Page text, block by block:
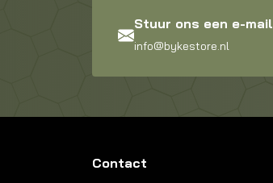
Stuur ons een e-mail
info@bykestore.nl
Contact